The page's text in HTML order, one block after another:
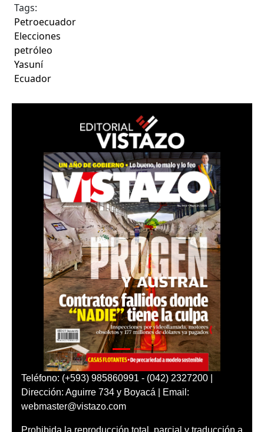
Tags:
Petroecuador
Elecciones
petróleo
Yasuní
Ecuador
Teléfono: (+593) 985860991 - (042) 2327200 |
Dirección: Aguirre 734 y Boyacá | Email:
webmaster@vistazo.com